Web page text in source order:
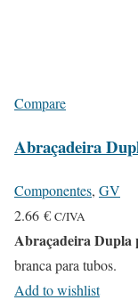
Compare
Abraçadeira
Componentes, GV
2.66 € C/IVA
Abraçadeira Dupla
branca para tubos.
Add to wishlist